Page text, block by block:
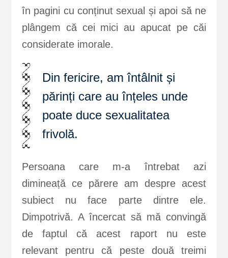
în pagini cu conținut sexual și apoi să ne
plângem că cei mici au apucat pe căi
considerate imorale.
Din fericire, am întâlnit și
părinți care au înțeles unde
poate duce sexualitatea
frivolă.
Persoana care m-a întrebat azi
dimineață ce părere am despre acest
subiect nu face parte dintre ele.
Dimpotrivă. A încercat să mă convingă
de faptul că acest raport nu este
relevant pentru că peste două treimi